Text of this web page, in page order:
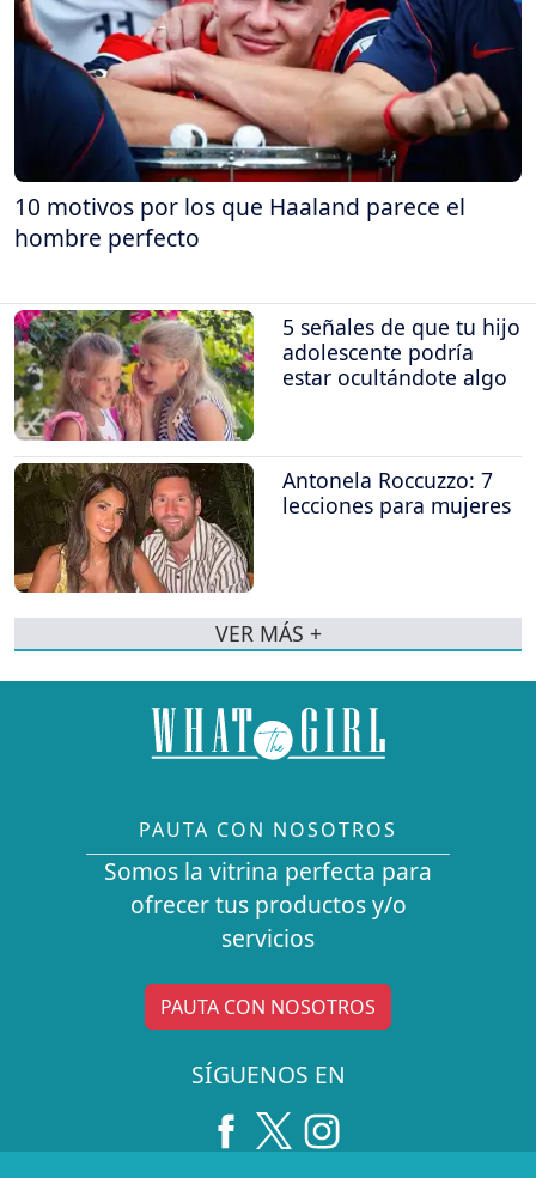
10 motivos por los que Haaland parece el
hombre perfecto
5 señales de que tu hijo
adolescente podría
estar ocultándote algo
Antonela Roccuzzo: 7
lecciones para mujeres
VER MÁS +
PAUTA CON NOSOTROS
Somos la vitrina perfecta para
ofrecer tus productos y/o
servicios
PAUTA CON NOSOTROS
SÍGUENOS EN